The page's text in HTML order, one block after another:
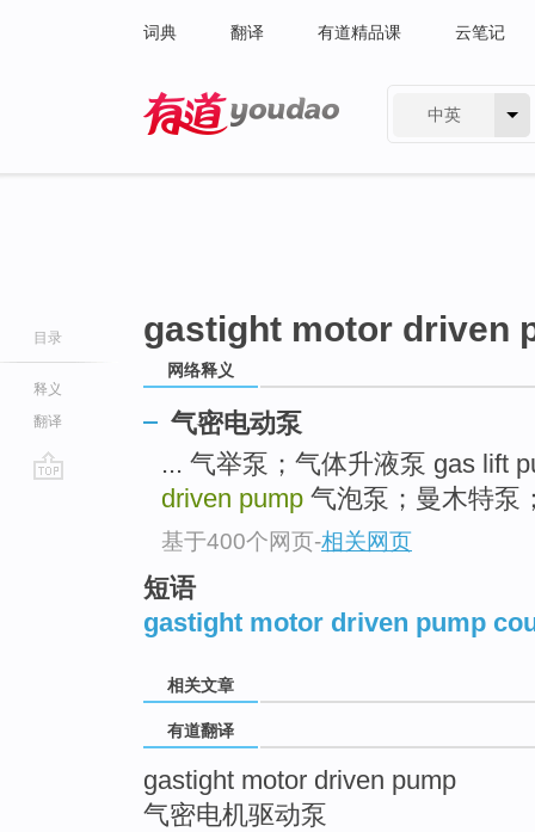
词典 翻译 有道精品课 云笔记
中英
目录
释义
翻译
gastight motor driven
网络释义
气密电动泵
... 气举泵；气体升液泵 gas lift
driven pump 气泡泵；曼木特泵
基于400个网页-相关网页
短语
gastight motor driven pump
相关文章
有道翻译
gastight motor driven pump
气密电机驱动泵